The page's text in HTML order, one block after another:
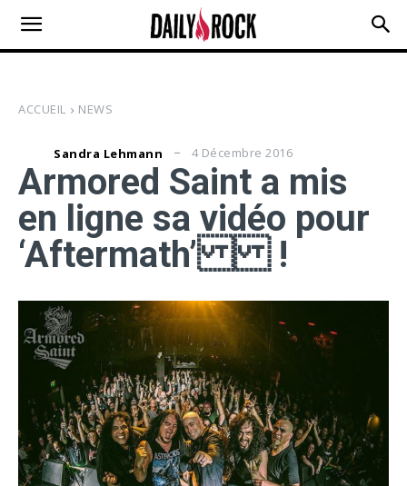
ACCUEIL NEWS
Sandra Lehmann 4 Décembre 2016
Armored Saint a mis
en ligne sa vidéo pour
‘Aftermath’ !